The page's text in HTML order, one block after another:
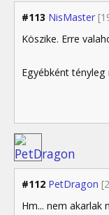
#113 NisMaster
Köszike. Erre
Egyébként
#112 PetDragon
Hm... nem akarlak